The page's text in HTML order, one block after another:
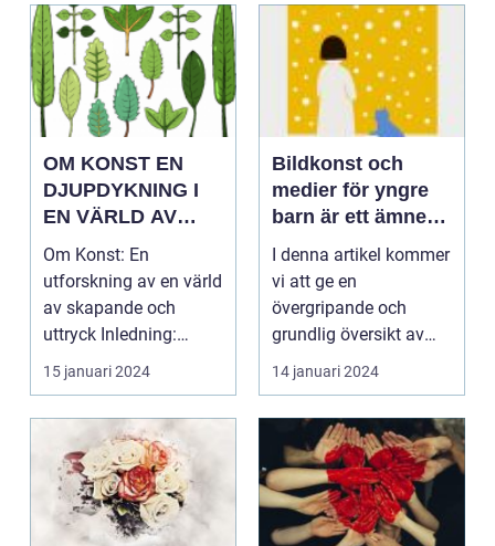
OM KONST EN
DJUPDYKNING I
EN VÄRLD AV
SKAPANDE OCH
UTTRYCK
Om Konst: En
utforskning av en värld
av skapande och
uttryck Inledning:
Konst har länge varit
en ce...
15 januari 2024
Bildkonst och
medier för yngre
barn är ett ämne
av stort intresse
och betydelse
I denna artikel kommer
vi att ge en
övergripande och
grundlig översikt av
detta ämne, samt
presenter...
14 januari 2024